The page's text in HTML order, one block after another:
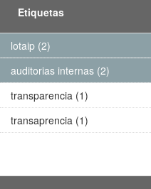
Etiquetas
lotaip (2)
auditorias internas (2)
transparencia (1)
transaprencia (1)